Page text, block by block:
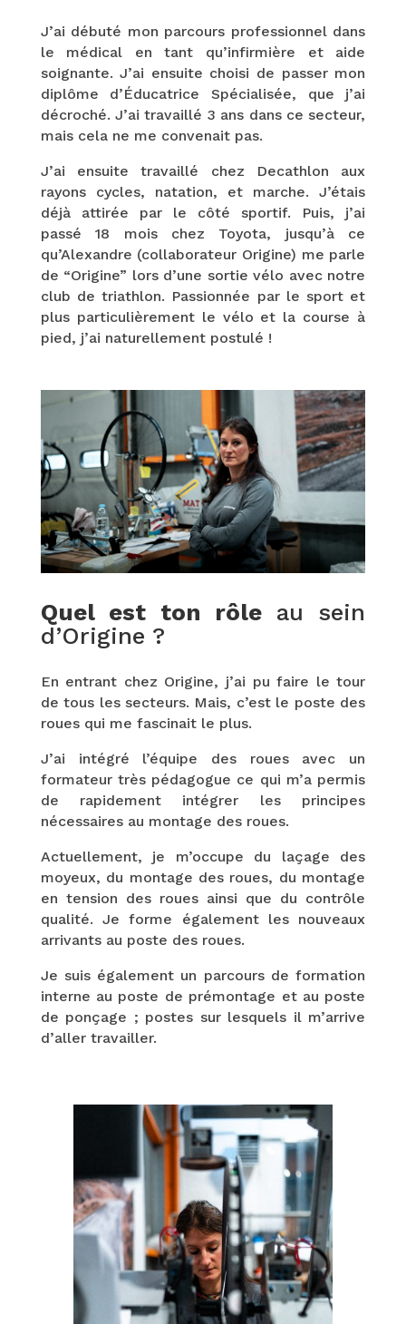
J’ai débuté mon parcours professionnel dans
le médical en tant qu’infirmière et aide
soignante. J’ai ensuite choisi de passer mon
diplôme d’Éducatrice Spécialisée, que j’ai
décroché. J’ai travaillé 3 ans dans ce secteur,
mais cela ne me convenait pas.
J’ai ensuite travaillé chez Decathlon aux
rayons cycles, natation, et marche. J’étais
déjà attirée par le côté sportif. Puis, j’ai
passé 18 mois chez Toyota, jusqu’à ce
qu’Alexandre (collaborateur Origine) me parle
de “Origine” lors d’une sortie vélo avec notre
club de triathlon. Passionnée par le sport et
plus particulièrement le vélo et la course à
pied, j’ai naturellement postulé !
Quel est ton rôle au sein
d’Origine ?
En entrant chez Origine, j’ai pu faire le tour
de tous les secteurs. Mais, c’est le poste des
roues qui me fascinait le plus.
J’ai intégré l’équipe des roues avec un
formateur très pédagogue ce qui m’a permis
de rapidement intégrer les principes
nécessaires au montage des roues.
Actuellement, je m’occupe du laçage des
moyeux, du montage des roues, du montage
en tension des roues ainsi que du contrôle
qualité. Je forme également les nouveaux
arrivants au poste des roues.
Je suis également un parcours de formation
interne au poste de prémontage et au poste
de ponçage ; postes sur lesquels il m’arrive
d’aller travailler.